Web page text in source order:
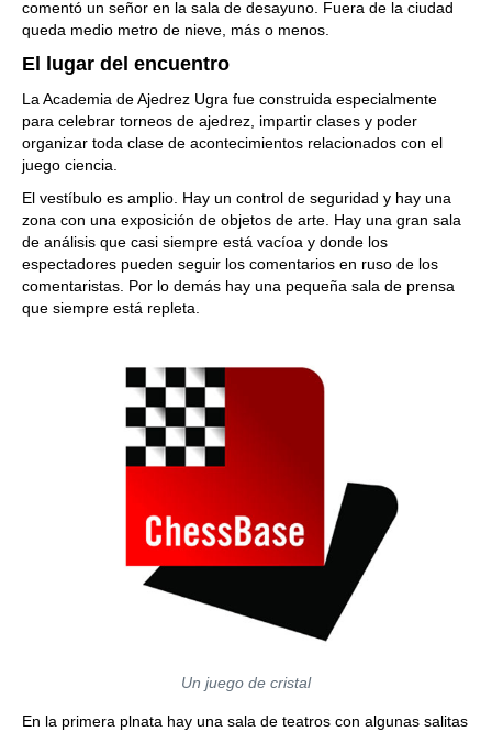
comentó un señor en la sala de desayuno. Fuera de la ciudad
queda medio metro de nieve, más o menos.
El lugar del encuentro
La Academia de Ajedrez Ugra fue construida especialmente
para celebrar torneos de ajedrez, impartir clases y poder
organizar toda clase de acontecimientos relacionados con el
juego ciencia.
El vestíbulo es amplio. Hay un control de seguridad y hay una
zona con una exposición de objetos de arte. Hay una gran sala
de análisis que casi siempre está vacíoa y donde los
espectadores pueden seguir los comentarios en ruso de los
comentaristas. Por lo demás hay una pequeña sala de prensa
que siempre está repleta.
Un juego de cristal
En la primera plnata hay una sala de teatros con algunas salitas